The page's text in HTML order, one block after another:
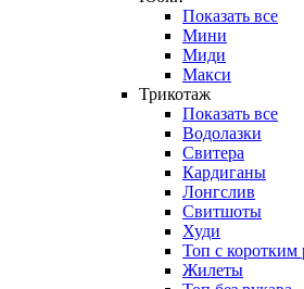
Показать все
Мини
Миди
Макси
Трикотаж
Показать все
Водолазки
Свитера
Кардиганы
Лонгслив
Свитшоты
Худи
Топ с коротким
Жилеты